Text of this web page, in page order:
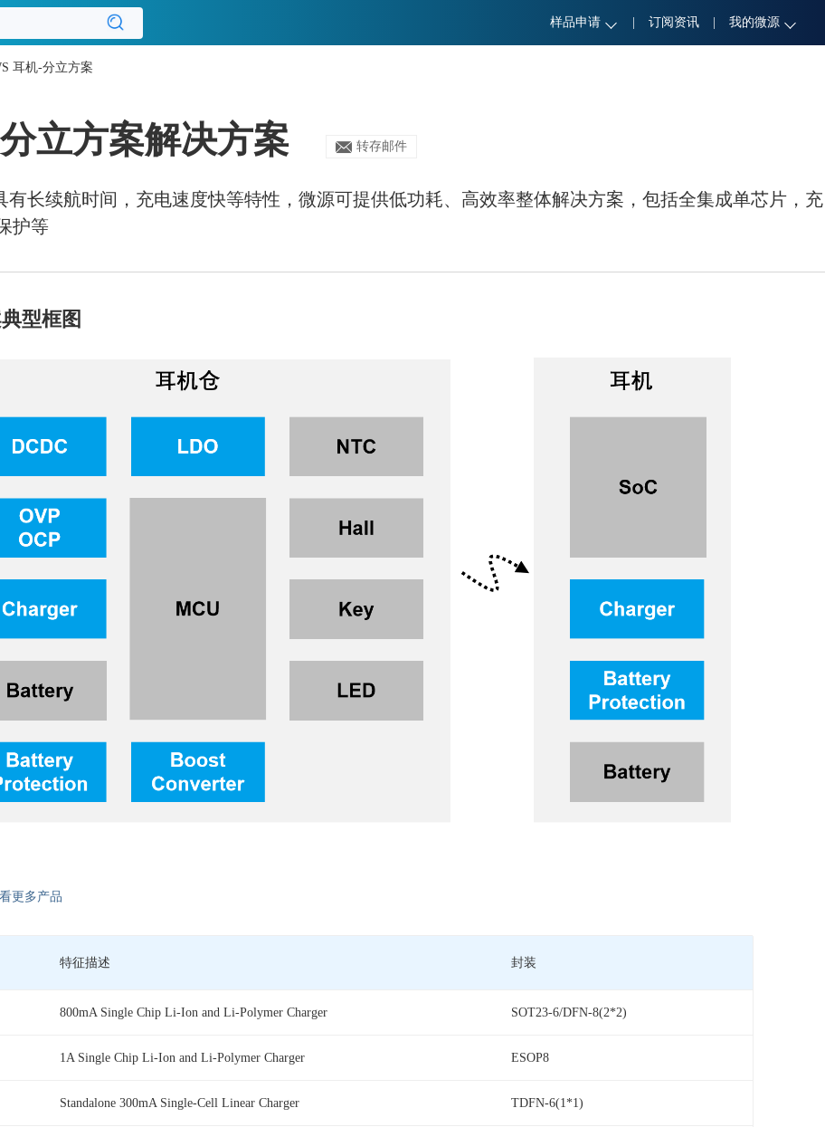
样品申请 订阅资讯 我的微源
耳机-分立方案
立方案解决方案 转存邮件
有长续航时间，充电速度快等特性，微源可提供低功耗、高效率整体解决方案，包括全集成单芯片，充
护等
型框图
更多产品
特征描述
800mA Single Chip Li-Ion and Li-Polymer Charger
1A Single Chip Li-Ion and Li-Polymer Charger
Standalone 300mA Single-Cell Linear Charger
封装
SOT23-6/DFN-8(2*2)
ESOP8
TDFN-6(1*1)